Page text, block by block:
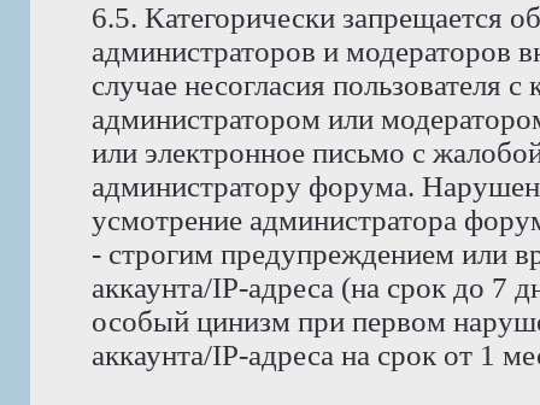
6.5. Категорически запрещается
администраторов и модераторов
случае несогласия
администратором или
или электронное письмо с
администратору форума.
усмотрение администратора
- строгим предупреждением или
аккаунта/IP-адреса (на срок до 7
особый цинизм при первом
аккаунта/IP-адреса на срок от 1